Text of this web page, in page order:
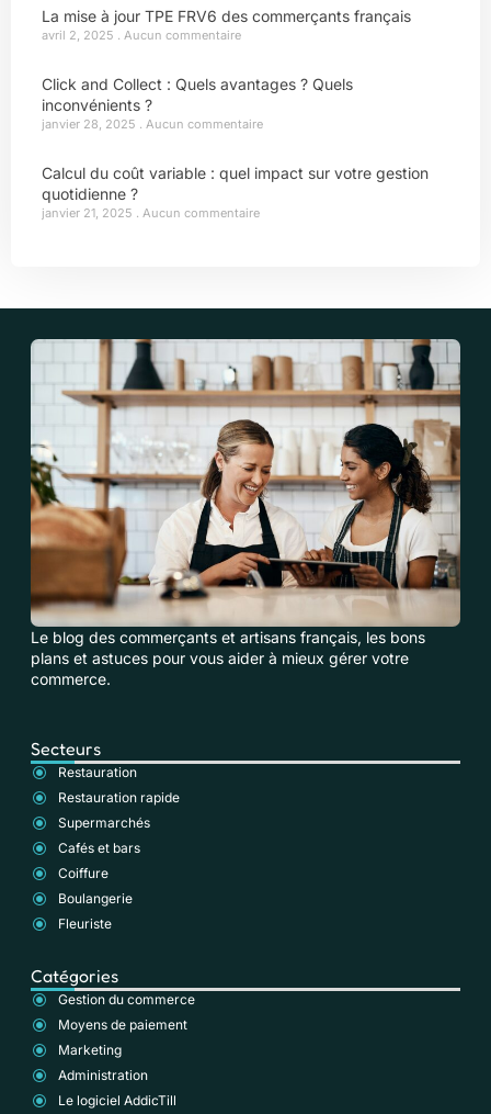
La mise à jour TPE FRV6 des commerçants français
avril 2, 2025 Aucun commentaire
Click and Collect : Quels avantages ? Quels
inconvénients ?
janvier 28, 2025 Aucun commentaire
Calcul du coût variable : quel impact sur votre gestion
quotidienne ?
janvier 21, 2025 Aucun commentaire
Le blog des commerçants et artisans français, les bons
plans et astuces pour vous aider à mieux gérer votre
commerce.
Secteurs
Restauration
Restauration rapide
Supermarchés
Cafés et bars
Coiffure
Boulangerie
Fleuriste
Catégories
Gestion du commerce
Moyens de paiement
Marketing
Administration
Le logiciel AddicTill